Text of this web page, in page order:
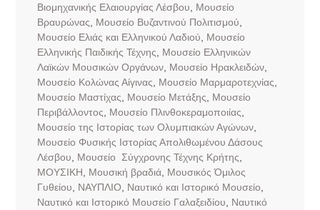
Βιομηχανικής Ελαιουργίας Λέσβου
Μουσείο
Βραυρώνας
Μουσείο Βυζαντινού Πολιτισμού
Μουσείο Ελιάς και Ελληνικού Λαδιού
Μουσείο
Ελληνικής Παιδικής Τέχνης
Μουσείο Ελληνικών
Λαϊκών Μουσικών Οργάνων, Μουσείο Ηρακλειδών,
Μουσείο Κολώνας Αίγινας
Μουσείο Μαρμαροτεχνίας
Μουσείο Μαστίχας
Μουσείο Μετάξης
Μουσείο
Περιβάλλοντος
Μουσείο Πλινθοκεραμοποιίας
Μουσείο της Ιστορίας των Ολυμπιακών Αγώνων,
Μουσείο Φυσικής Ιστορίας Απολιθωμένου Δάσους
Λέσβου
Μουσείο Σύγχρονης Τέχνης Κρήτης
ΜΟΥΣΙΚΗ
Μουσική βραδιά, Μουσικός Όμιλος
Γυθείου
ΝΑΥΠΛΙΟ Ναυτικό και Ιστορικό Μουσείο
Ναυτικό και Ιστορικό Μουσείο Γαλαξειδίου
Ναυτικό